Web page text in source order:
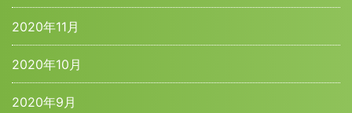
2020年11月
2020年10月
2020年9月